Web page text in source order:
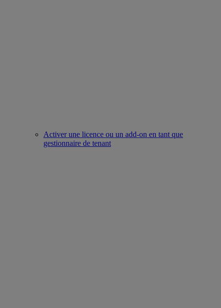
Activer une licence ou un add-on en tant que
gestionnaire de tenant